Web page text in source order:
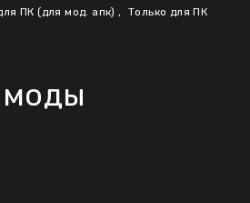
ПК (для мод. апк), Только для ПК